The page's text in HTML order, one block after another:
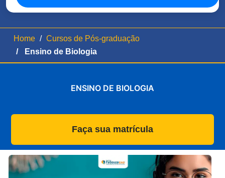
Home
Cursos de Pós-graduação
Ensino de Biologia
ENSINO DE BIOLOGIA
Faça sua matrícula